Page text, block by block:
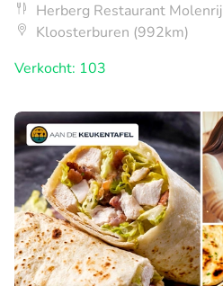
Herberg Restaurant Molenrij
Kloosterburen (992km)
Verkocht: 103